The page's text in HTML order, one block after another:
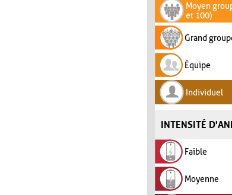
Moyen
et 100)
Grand
Équipe
Individuel
INTENSITÉ
Faible
Moyenne